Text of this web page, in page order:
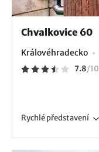
Chvalkovice 60
Královéhradecko
7.8/10
Rychlépředstavení